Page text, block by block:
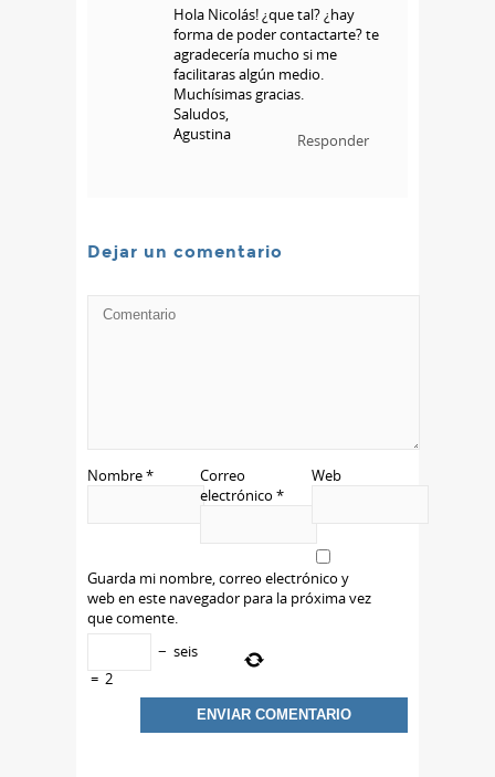
Hola Nicolás! ¿que tal? ¿hay
forma de poder contactarte? te
agradecería mucho si me
facilitaras algún medio.
Muchísimas gracias.
Saludos,
Agustina
Responder
Dejar un comentario
Nombre*
Correo
electrónico *
Web
Guarda mi nombre, correo electrónico y
web en este navegador para la próxima vez
que comente.
− seis
= 2